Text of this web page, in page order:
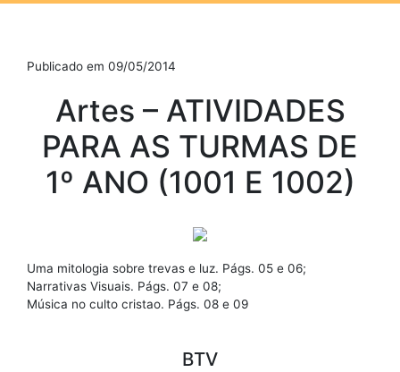
Publicado em 09/05/2014
Artes – ATIVIDADES
PARA AS TURMAS DE
1º ANO (1001 E 1002)
Uma mitologia sobre trevas e luz. Págs. 05 e 06;
Narrativas Visuais. Págs. 07 e 08;
Música no culto cristao. Págs. 08 e 09
BTV